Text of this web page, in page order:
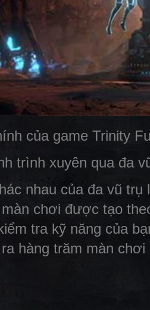
của game Trinity
trình xuyên qua đa
nhau của đa vũ
chơi được tạo
tra kỹ năng của
hàng trăm màn